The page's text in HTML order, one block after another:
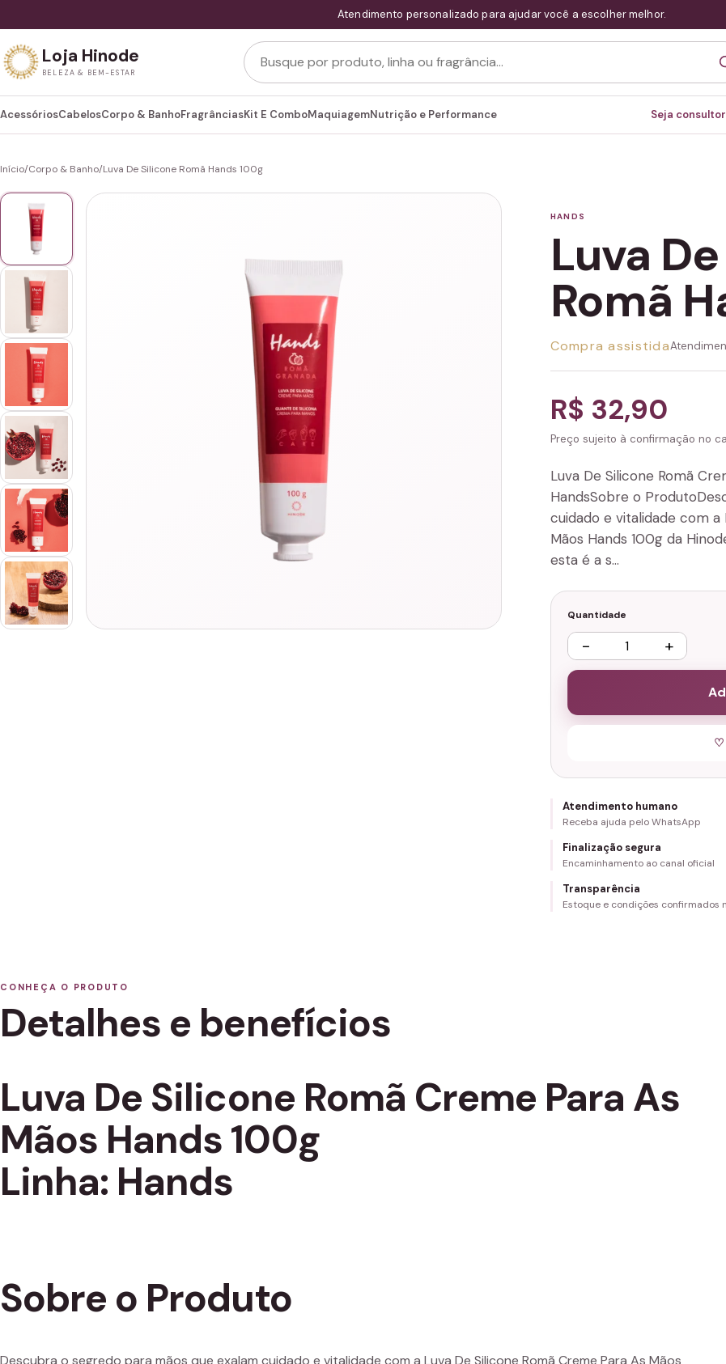
Atendimento personalizado para ajudar você a escolher melhor.
Loja Hinode
BELEZA & BEM-ESTAR
Buscar produtos
AcessóriosCabelosCorpo & BanhoFragrânciasKit E ComboMaquiagemNutrição e Performance Seja
Início/Corpo & Banho/Luva De Silicone Romã Hands 100g
HANDS
Luva
Romã
Compra assistida
R$ 32,90
Preço sujeito à confirmação no
Luva De Silicone Romã
HandsSobre o
cuidado e vitalidade com a
Mãos Hands 100g da
esta é a s…
Quantidade
− +
♡
Atendimento humano
Receba ajuda pelo WhatsApp
Finalização segura
Encaminhamento ao canal oficial
Transparência
Estoque e condições confirmados
CONHEÇA O PRODUTO
Detalhes e benefícios
Luva De Silicone Romã Creme Para As
Mãos Hands 100g
Linha: Hands
Sobre o Produto